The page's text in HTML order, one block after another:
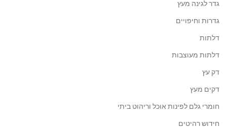
גדר לגינה מעץ
גדרות וחיפויים
דלתות
דלתות מעוצבות
דק עץ
דקים מעץ
חומרי גלם לפינות אוכל וריהוט ביתי
חידוש רהיטים